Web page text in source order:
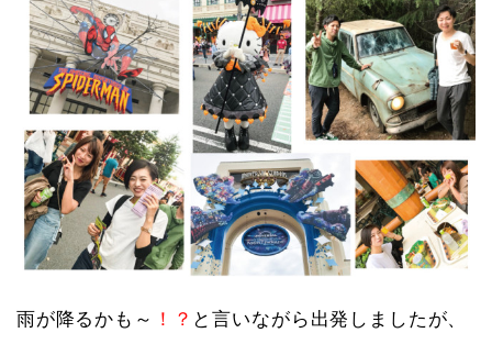
雨が降るかも～ ！？ と言いながら出発しましたが、